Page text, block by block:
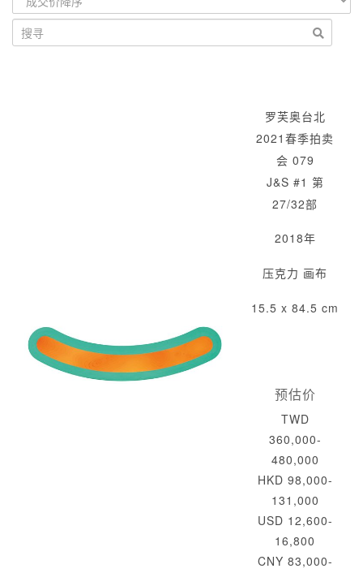
罗芙奥台北
2021春季拍卖
会 079
J&S #1 第
27/32部
2018年
压克力 画布
15.5 x 84.5 cm
预估价
TWD
360,000-
480,000
HKD 98,000-
131,000
USD 12,600-
16,800
CNY 83,000-